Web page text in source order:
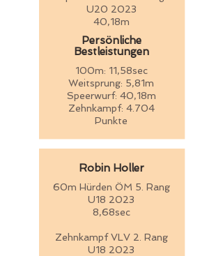
U20 2023
40,18m
Persönliche
Bestleistungen
100m: 11,58sec
Weitsprung: 5,81m
Speerwurf: 40,18m
Zehnkampf: 4.704
Punkte
Robin Holler
60m Hürden ÖM 5. Rang
U18 2023
8,68sec
Zehnkampf VLV 2. Rang
U18 2023